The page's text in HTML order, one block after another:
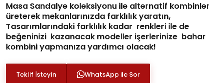
Masa Sandalye koleksiyonu ile alternatif kombinler
üreterek mekanlarınızda farklılık yaratın,
Tasarımlarındaki farklılık kadar renkleri ile de
beğeninizi kazanacak modeller işerlerinize bahar
kombini yapmanıza yardımcı olacak!
Teklif İsteyin WhatsApp ile Sor